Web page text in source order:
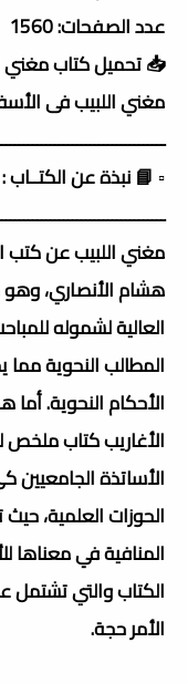
عدد الصفحات: 1560
📥 تحميل كتاب مغني
مغني اللبيب فى
▫️ 📘 نبذة عن الكتــاب
مغني اللبيب عن كتب
هشام الأنصاري،
العالية لشموله
المطالب النحوية
الأحكام النحوية.
الأغاريب كتاب
الأساتذة الجامعيين
الحوزات العلمية،
المنافية في معناها
الكتاب والتي
الأمر حجة.